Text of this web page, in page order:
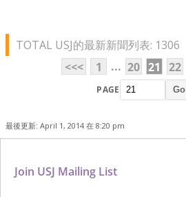
TOTAL USJ的最新新聞列表: 1306
<<<
1 ... 20 21 22
PAGE Go
最後更新: April 1, 2014 在 8:20 pm
Join USJ Mailing List